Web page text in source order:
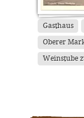
Gasthaus
Oberer
Weinstube